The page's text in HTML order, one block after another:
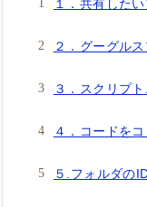
１．共有した
２．グーグル
３．スクリプ
４．コードを
５.フォルダの